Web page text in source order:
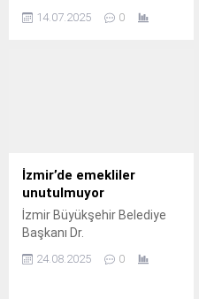
Başkanı Uğur İbrahim Altay,
milletimiz, iradesine kast
eden hainleri bozguna
uğratmıştır.
14.07.2025 0
İzmir’de emekliler
unutulmuyor
İzmir Büyükşehir Belediye
Başkanı Dr.
24.08.2025 0